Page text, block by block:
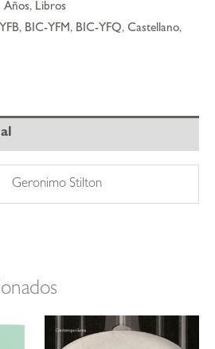
Años, Libros
, BIC-YFM, BIC-YFQ, Castellano,
Geronimo Stilton